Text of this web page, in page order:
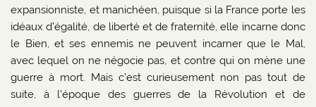
expansionniste, et manichéen, puisque si la France porte les
idéaux d’égalité, de liberté et de fraternité, elle incarne donc
le Bien, et ses ennemis ne peuvent incarner que le Mal,
avec lequel on ne négocie pas, et contre qui on mène une
guerre à mort. Mais c’est curieusement non pas tout de
suite, à l’époque des guerres de la Révolution et de